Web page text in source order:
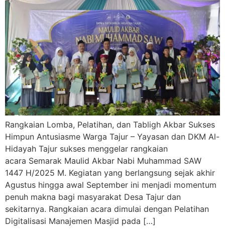
Rangkaian Lomba, Pelatihan, dan Tabligh Akbar Sukses
Himpun Antusiasme Warga Tajur – Yayasan dan DKM Al-
Hidayah Tajur sukses menggelar rangkaian
acara Semarak Maulid Akbar Nabi Muhammad SAW
1447 H/2025 M. Kegiatan yang berlangsung sejak akhir
Agustus hingga awal September ini menjadi momentum
penuh makna bagi masyarakat Desa Tajur dan
sekitarnya. Rangkaian acara dimulai dengan Pelatihan
Digitalisasi Manajemen Masjid pada […]